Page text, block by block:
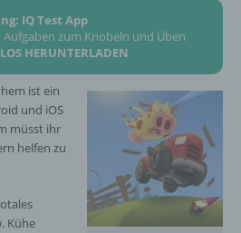
IQ Test App
zum Knobeln und Üben
HERUNTERLADEN
ist ein
und iOS
müsst ihr
helfen zu
Kühe